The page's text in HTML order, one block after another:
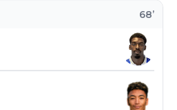
68’